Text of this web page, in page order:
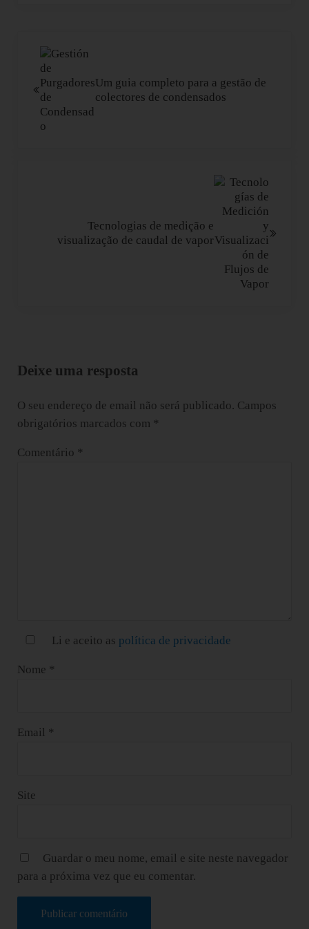
Um guia completo para a gestão de
colectores de condensados
Tecnologias de medição e
visualização de caudal de vapor
Deixe uma resposta
O seu endereço de email não será publicado. Campos
obrigatórios marcados com *
Comentário *
Li e aceito as política de privacidade
Nome *
Email *
Site
Guardar o meu nome, email e site neste navegador
para a próxima vez que eu comentar.